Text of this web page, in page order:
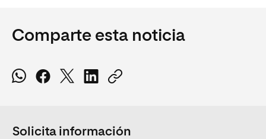
Comparte esta noticia
Solicita información